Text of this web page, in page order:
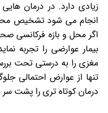
زیادی دارد. در درمان
انجام می شود تشخیص
اگر محل و بازه فرکانسی
بیمار عوارضی را تجربه
مغزی را به درستی تحت
تنها از عوارض احتمالی
درمان کوتاه تری را پشت